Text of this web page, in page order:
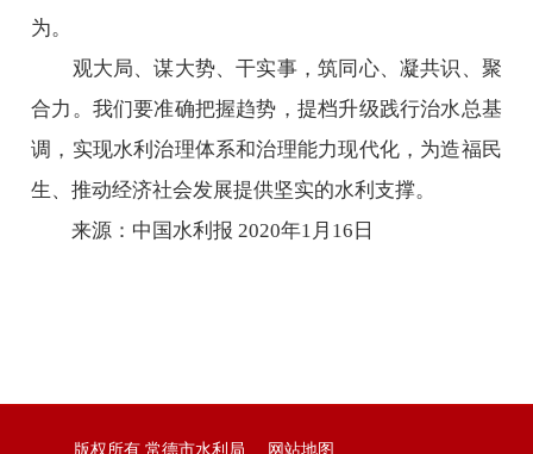
为。
观大局、谋大势、干实事，筑同心、凝共识、聚
合力。我们要准确把握趋势，提档升级践行治水总基
调，实现水利治理体系和治理能力现代化，为造福民
生、推动经济社会发展提供坚实的水利支撑。
来源：中国水利报 2020年1月16日
版权所有 常德市水利局 网站地图